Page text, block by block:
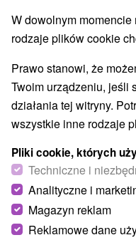
W dowolnym
rodzaje plików cookie
Prawo stanowi, że
Twoim urządzeniu, jeśli
działania tej witryny.
wszystkie inne rodzaje
Pliki cookie, których
Techniczne i
Analityczne i
Magazyn reklam
Reklamowe dane